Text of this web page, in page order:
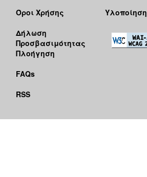
Όροι Χρήσης
Δήλωση
Προσβασιμότητας
Πλοήγηση
FAQs
RSS
Υλοποίηση